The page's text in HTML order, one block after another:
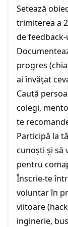
Setează
trimiterea a
de feedback-
progres
ai învățat
Caută
colegi,
te
Participă la
cunoști și să
pentru
Înscrie-te
voluntar în
viitoare
inginerie,